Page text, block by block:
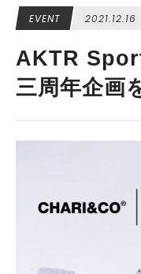
EVENT 2021.12.16
AKTR
三周年企画